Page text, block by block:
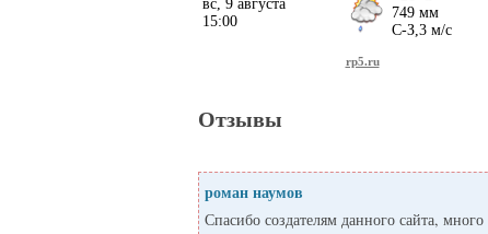
Отзывы
роман наумов
Спасибо создателям данного сайта, много